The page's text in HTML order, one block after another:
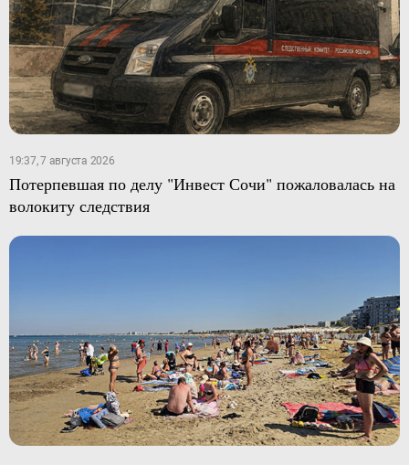
19:37, 7 августа 2026
Потерпевшая по делу "Инвест Сочи" пожаловалась на
волокиту следствия